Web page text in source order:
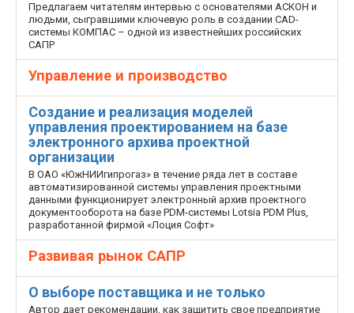
Предлагаем читателям интервью с основателями АСКОН и
людьми, сыгравшими ключевую роль в создании CAD-
системы КОМПАС – одной из известнейших российских
САПР
Управление и производство
Создание и реализация моделей
управления проектированием на базе
электронного архива проектной
организации
В ОАО «ЮжНИИгипрогаз» в течение ряда лет в составе
автоматизированной системы управления проектными
данными функционирует электронный архив проектного
документооборота на базе PDM-системы Lotsia PDM Plus,
разработанной фирмой «Лоция Софт»
Развивая рынок САПР
О выборе поставщика и не только
Автор дает рекомендации, как защитить свое предприятие